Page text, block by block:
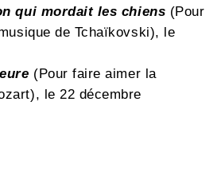
qui mordait les chiens (Pour
de Tchaïkovski), le
(Pour faire aimer la
le 22 décembre